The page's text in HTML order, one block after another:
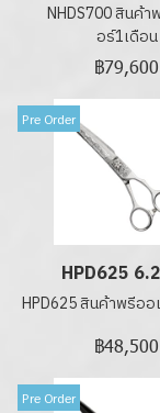
NHDS700 สินค้า
อร์1เดือน
฿79,600
Pre Order
HPD625
HPD625 สินค้าพรีอ
฿48,500
Pre Order